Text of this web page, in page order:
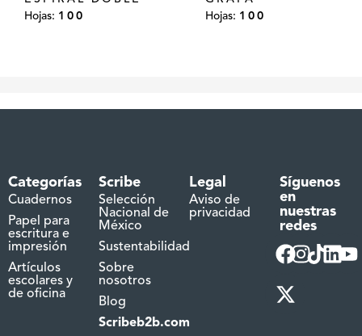
Hojas: 100
Hojas: 100
Categorías
Cuadernos
Papel para
escritura e
impresión
Artículos
escolares y
de oficina
Scribe
Selección
Nacional de
México
Sustentabilidad
Sobre
nosotros
Blog
Scribeb2b.com
Legal
Aviso de
privacidad
Síguenos
en
nuestras
redes